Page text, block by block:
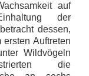
auf
der
dessen,
Auftreten
Wildvögeln
die